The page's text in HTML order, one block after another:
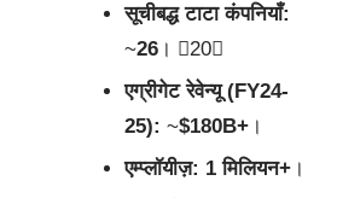
सूचीबद्ध टाटा कंपनियाँ:
~26 । 20
एग्रीगेट रेवेन्यू (FY24-
25): ~$180B+ ।
एम्प्लॉयीज़: 1 मिलियन+ ।